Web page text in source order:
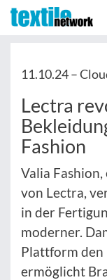
11.10.24 –
Lectra
Fashion
Valia
von Lectra,
in der
moderner.
Plattform den
ermöglicht